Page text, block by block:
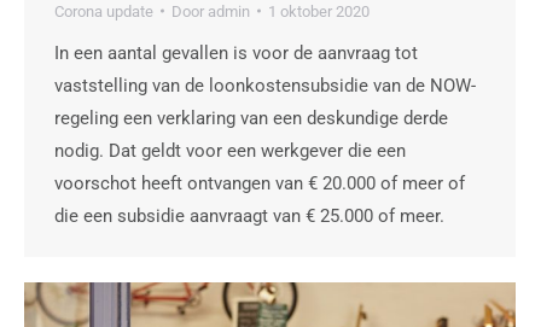
Corona update Door admin 1 oktober 2020
In een aantal gevallen is voor de aanvraag tot
vaststelling van de loonkostensubsidie van de NOW-
regeling een verklaring van een deskundige derde
nodig. Dat geldt voor een werkgever die een
voorschot heeft ontvangen van € 20.000 of meer of
die een subsidie aanvraagt van € 25.000 of meer.